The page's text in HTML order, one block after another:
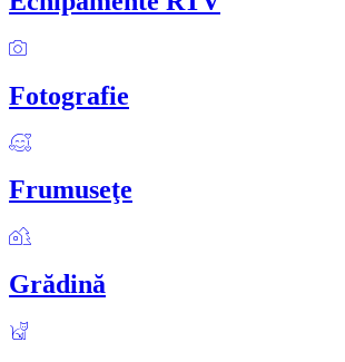
Fotografie
Frumuseţe
Grădină